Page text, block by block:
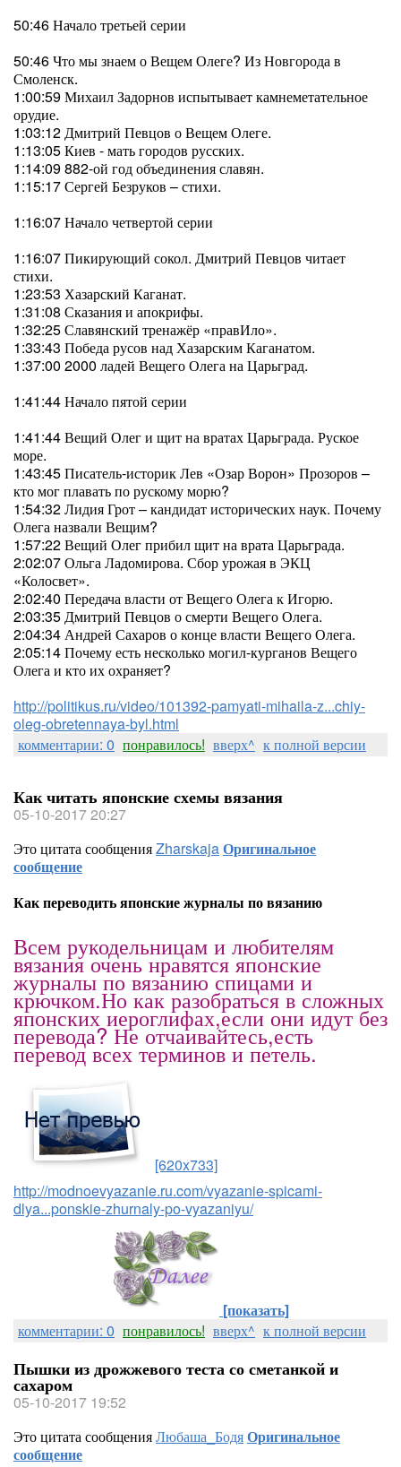
50:46 Начало третьей серии
50:46 Что мы знаем о Вещем Олеге? Из Новгорода в
Смоленск.
1:00:59 Михаил Задорнов испытывает камнеметательное
орудие.
1:03:12 Дмитрий Певцов о Вещем Олеге.
1:13:05 Киев - мать городов русских.
1:14:09 882-ой год объединения славян.
1:15:17 Сергей Безруков – стихи.
1:16:07 Начало четвертой серии
1:16:07 Пикирующий сокол. Дмитрий Певцов читает
стихи.
1:23:53 Хазарский Каганат.
1:31:08 Сказания и апокрифы.
1:32:25 Славянский тренажёр «правИло».
1:33:43 Победа русов над Хазарским Каганатом.
1:37:00 2000 ладей Вещего Олега на Царьград.
1:41:44 Начало пятой серии
1:41:44 Вещий Олег и щит на вратах Царьграда. Руское
море.
1:43:45 Писатель-историк Лев «Озар Ворон» Прозоров –
кто мог плавать по рускому морю?
1:54:32 Лидия Грот – кандидат исторических наук. Почему
Олега назвали Вещим?
1:57:22 Вещий Олег прибил щит на врата Царьграда.
2:02:07 Ольга Ладомирова. Сбор урожая в ЭКЦ
«Колосвет».
2:02:40 Передача власти от Вещего Олега к Игорю.
2:03:35 Дмитрий Певцов о смерти Вещего Олега.
2:04:34 Андрей Сахаров о конце власти Вещего Олега.
2:05:14 Почему есть несколько могил-курганов Вещего
Олега и кто их охраняет?
http://politikus.ru/video/101392-pamyati-mihaila-z...chiy-
oleg-obretennaya-byl.html
комментарии: 0 понравилось! вверх^ к полной версии
Как читать японские схемы вязания
05-10-2017 20:27
Это цитата сообщенияZharskajaОригинальное
сообщение
Как переводить японские журналы по вязанию
Всем рукодельницам и любителям
вязания очень нравятся японские
журналы по вязанию спицами и
крючком.Но как разобраться в сложных
японских иероглифах,если они идут без
перевода? Не отчаивайтесь,есть
перевод всех терминов и петель.
[620x733]
http://modnoevyazanie.ru.com/vyazanie-spicami-
dlya...ponskie-zhurnaly-po-vyazaniyu/
[показать]
комментарии: 0 понравилось! вверх^ к полной версии
Пышки из дрожжевого теста со сметанкой и
сахаром
05-10-2017 19:52
Это цитата сообщенияЛюбаша_БодяОригинальное
сообщение